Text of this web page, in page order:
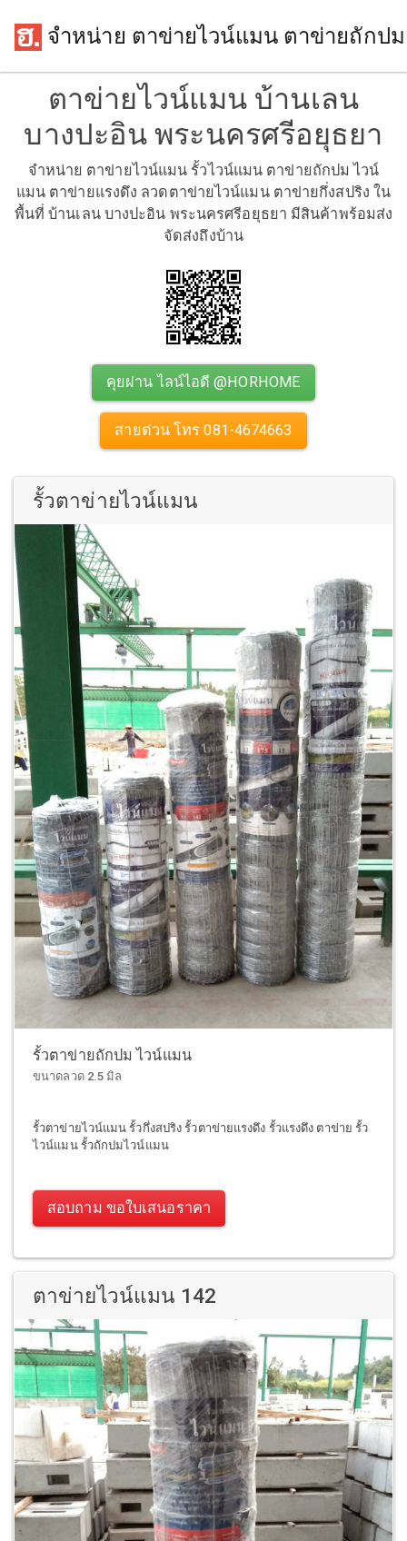
จำหน่าย ตาข่ายไวน์แมน ตาข่ายถักปม
ตาข่ายไวน์แมน บ้านเลน
บางปะอิน พระนครศรีอยุธยา
จำหน่าย ตาข่ายไวน์แมน รั้วไวน์แมน ตาข่ายถักปม ไวน์
แมน ตาข่ายแรงดึง ลวดตาข่ายไวน์แมน ตาข่ายกึ่งสปริง ใน
พื้นที่ บ้านเลน บางปะอิน พระนครศรีอยุธยา มีสินค้าพร้อมส่ง
จัดส่งถึงบ้าน
คุยผ่าน ไลน์ไอดี @HORHOME
สายด่วน โทร 081-4674663
รั้วตาข่ายไวน์แมน
รั้วตาข่ายถักปม ไวน์แมน
ขนาดลวด 2.5 มิล
รั้วตาข่ายไวน์แมน รั้วกึ่งสปริง รั้วตาข่ายแรงดึง รั้วแรงดึง ตาข่าย รั้ว
ไวน์แมน รั้วถักปมไวน์แมน
สอบถาม ขอใบเสนอราคา
ตาข่ายไวน์แมน 142